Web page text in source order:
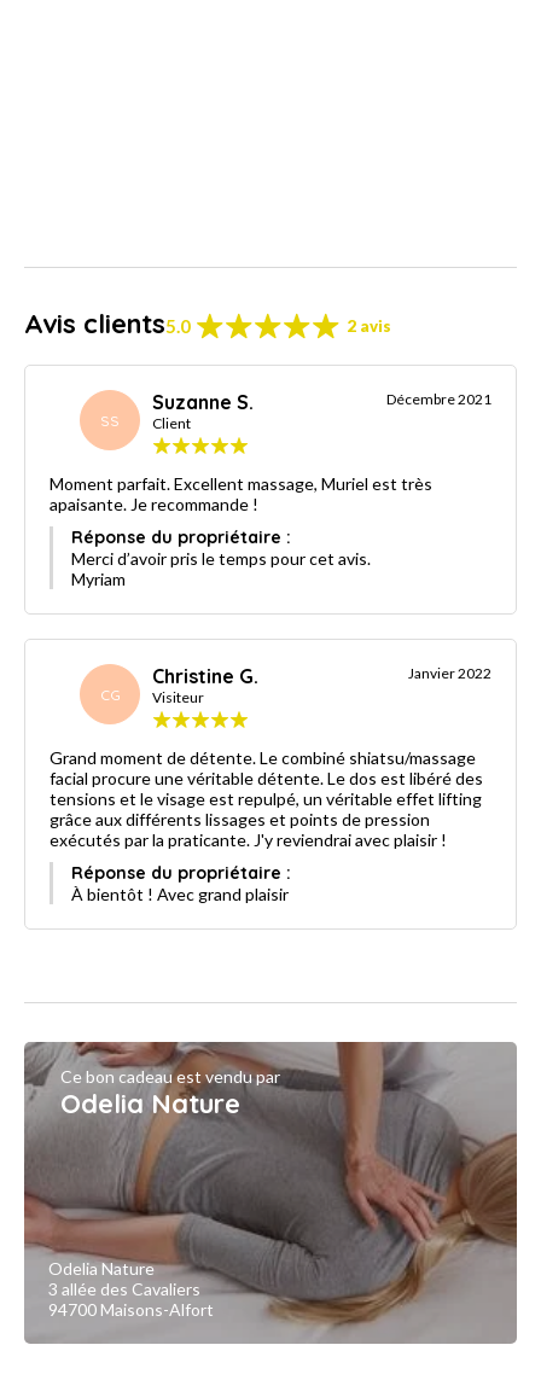
Avis clients5.0 2 avis
SS
Suzanne S.
Client
Décembre 2021
Moment parfait. Excellent massage, Muriel est très
apaisante. Je recommande !
Réponse du propriétaire :
Merci d’avoir pris le temps pour cet avis.
Myriam
CG
Christine G.
Visiteur
Janvier 2022
Grand moment de détente. Le combiné shiatsu/massage
facial procure une véritable détente. Le dos est libéré des
tensions et le visage est repulpé, un véritable effet lifting
grâce aux différents lissages et points de pression
exécutés par la praticante. J'y reviendrai avec plaisir !
Réponse du propriétaire :
À bientôt ! Avec grand plaisir
Ce bon cadeau est vendu par
Odelia Nature
Odelia Nature
3 allée des Cavaliers
94700 Maisons-Alfort